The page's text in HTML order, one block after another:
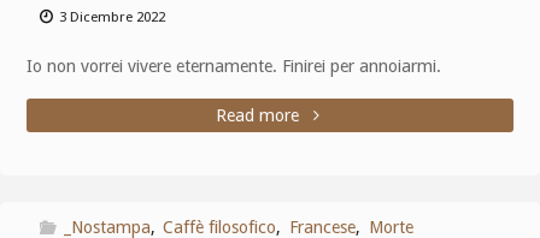
3 Dicembre 2022
Io non vorrei vivere eternamente. Finirei per annoiarmi.
Read more
_Nostampa, Caffè filosofico, Francese, Morte